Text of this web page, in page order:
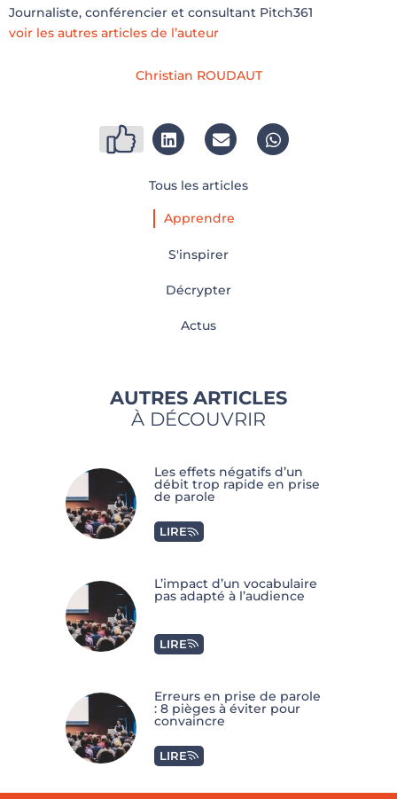
Journaliste, conférencier et consultant Pitch361
voir les autres articles de l’auteur
Christian ROUDAUT
Tous les articles
Apprendre
S'inspirer
Décrypter
Actus
AUTRES ARTICLES
À DÉCOUVRIR
Les effets négatifs d’un
débit trop rapide en prise
de parole
LIRE
L’impact d’un vocabulaire
pas adapté à l’audience
LIRE
Erreurs en prise de parole
: 8 pièges à éviter pour
convaincre
LIRE